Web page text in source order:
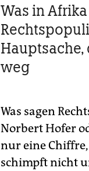
Was in
weg
Was sagen
Norbert Hofer
nur eine
schimpft nicht